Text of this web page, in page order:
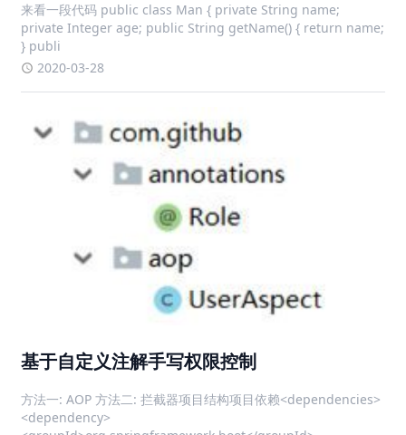
来看一段代码 public class Man { private String name;
private Integer age; public String getName() { return name;
} publi
2020-03-28
基于自定义注解手写权限控制
方法一: AOP 方法二: 拦截器项目结构项目依赖<dependencies>
<dependency>